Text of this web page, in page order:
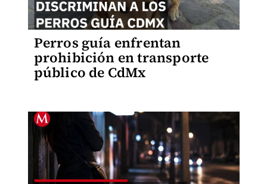
Perros guía enfrentan
prohibición en transporte
público de CdMx